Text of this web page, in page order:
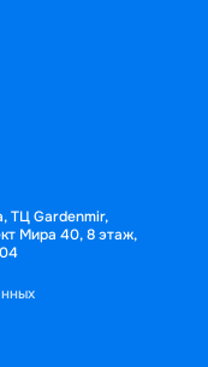
ТЦ Gardenmir,
Мира 40, 8 этаж,